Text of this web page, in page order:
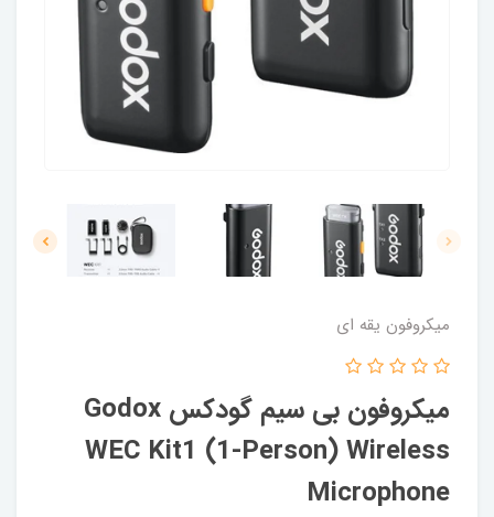
میکروفون یقه ای
میکروفون بی سیم گودکس Godox
WEC Kit1 (1-Person) Wireless
Microphone